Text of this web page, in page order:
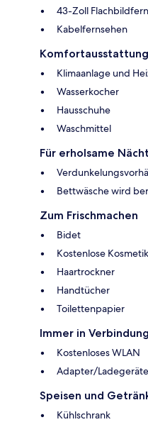
43-Zoll
Kabelfernsehen
Komfortausstattung
Klimaanlage und
Wasserkocher
Hausschuhe
Waschmittel
Für erholsame
Bettwäsche wird
Zum Frischmachen
Bidet
Kostenlose
Haartrockner
Handtücher
Toilettenpapier
Immer in
Kostenloses WLAN
Adapter/Ladegeräte
Speisen und
Kühlschrank